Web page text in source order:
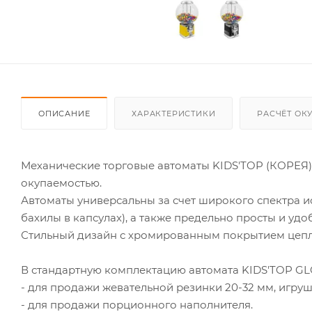
ОПИСАНИЕ ХАРАКТЕРИСТИКИ РАСЧЁТ
Механические торговые автоматы KIDS'TOP
окупаемостью.
Автоматы универсальны за счет широкого спектра
бахилы в капсулах), а также предельно просты и
Стильный дизайн с хромированным покрытием
В стандартную комплектацию автомата KIDS'TOP
- для продажи жевательной резинки 20-32 мм,
- для продажи порционного наполнителя.